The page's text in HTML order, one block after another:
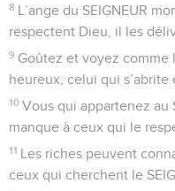
8 L’ange du SEIGNEUR
respectent Dieu, il les
9 Goûtez et voyez comme
heureux, celui qui s’abrite
10 Vous qui appartenez au
manque à ceux qui le
11 Les riches peuvent
ceux qui cherchent le